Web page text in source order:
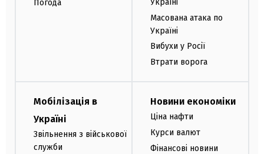
Погода
Масована атака по
Україні
Вибухи у Росії
Втрати ворога
Мобілізація в
Україні
Звільнення з військової
служби
Новини економіки
Ціна нафти
Курси валют
Фінансові новини